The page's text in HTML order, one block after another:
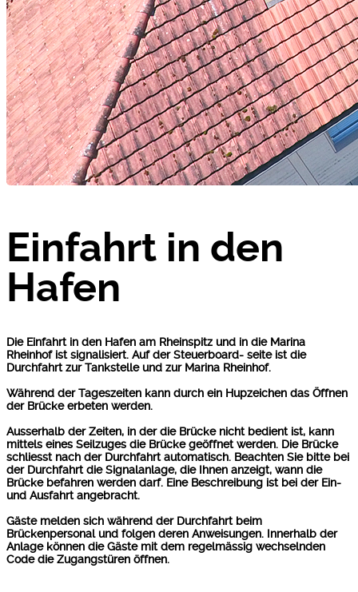
Einfahrt in den
Hafen
Die Einfahrt in den Hafen am Rheinspitz und in die Marina
Rheinhof ist signalisiert. Auf der Steuerboard- seite ist die
Durchfahrt zur Tankstelle und zur Marina Rheinhof.
Während der Tageszeiten kann durch ein Hupzeichen das Öffnen
der Brücke erbeten werden.
Ausserhalb der Zeiten, in der die Brücke nicht bedient ist, kann
mittels eines Seilzuges die Brücke geöffnet werden. Die Brücke
schliesst nach der Durchfahrt automatisch. Beachten Sie bitte bei
der Durchfahrt die Signalanlage, die Ihnen anzeigt, wann die
Brücke befahren werden darf. Eine Beschreibung ist bei der Ein-
und Ausfahrt angebracht.
Gäste melden sich während der Durchfahrt beim
Brückenpersonal und folgen deren Anweisungen. Innerhalb der
Anlage können die Gäste mit dem regelmässig wechselnden
Code die Zugangstüren öffnen.